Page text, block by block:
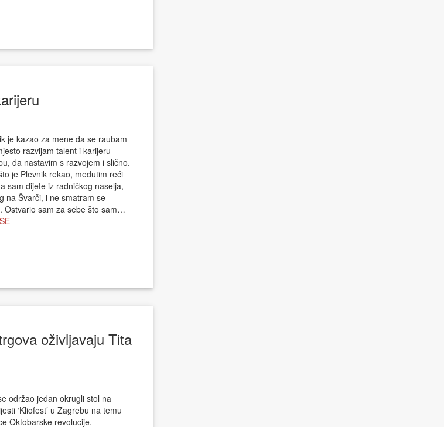
je kazao za mene da se raubam
razvijam talent i karijeru
da nastavim s razvojem i slično.
je Plevnik rekao, međutim reći
sam dijete iz radničkog naselja,
na Švarči, i ne smatram se
Ostvario sam za sebe što sam…
oživljavaju Tita
održao jedan okrugli stol na
‘Kliofest’ u Zagrebu na temu
Oktobarske revolucije.